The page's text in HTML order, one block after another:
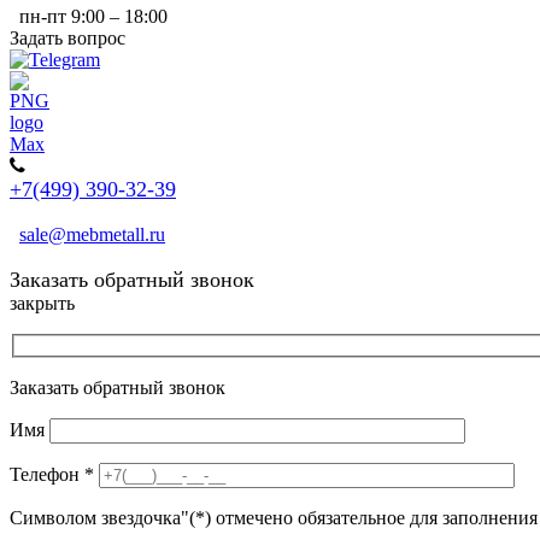
пн-пт 9:00 – 18:00
Задать вопрос
+7(499) 390-32-39
sale@mebmetall.ru
Заказать обратный звонок
закрыть
Заказать обратный звонок
Имя
Телефон *
Символом звездочка"(*) отмечено обязательное для